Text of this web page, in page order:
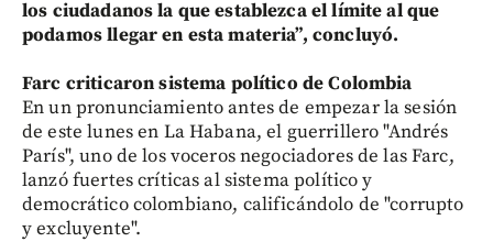
los ciudadanos la que establezca el límite al que
podamos llegar en esta materia”, concluyó.
Farc criticaron sistema político de Colombia
En un pronunciamiento antes de empezar la sesión
de este lunes en La Habana, el guerrillero "Andrés
París", uno de los voceros negociadores de las Farc,
lanzó fuertes críticas al sistema político y
democrático colombiano, calificándolo de "corrupto
y excluyente".